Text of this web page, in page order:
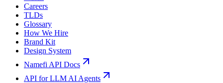
Careers
TLDs
Glossary
How We Hire
Brand Kit
Design System
Namefi API Docs
API for LLM AI Agents